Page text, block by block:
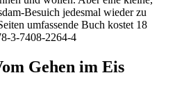
Besuich jedesmal wieder zu
umfassende Buch kostet 18
3-7408-2264-4
Gehen im Eis